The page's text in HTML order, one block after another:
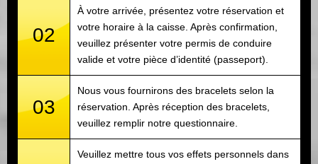
02
À votre arrivée, présentez votre réservation et
votre horaire à la caisse. Après confirmation,
veuillez présenter votre permis de conduire
valide et votre pièce d’identité (passeport).
03
Nous vous fournirons des bracelets selon la
réservation. Après réception des bracelets,
veuillez remplir notre questionnaire.
Veuillez mettre tous vos effets personnels dans